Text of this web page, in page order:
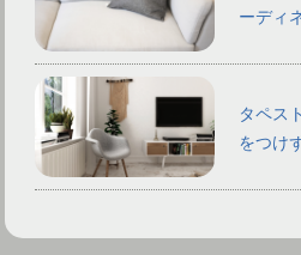
ーディ
タペス
をつけ